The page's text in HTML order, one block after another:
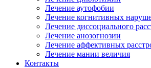
Лечение аутофобии
Лечение когнитивных
Лечение диссоциального
Лечение анозогнозии
Лечение аффективных
Лечение мании величия
Контакты